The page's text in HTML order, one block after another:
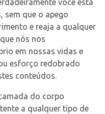
você está
sem que o apego
e reaja a qualquer
nós nos
em nossas vidas e
esforço redobrado
conteúdos.
do corpo
a qualquer tipo de